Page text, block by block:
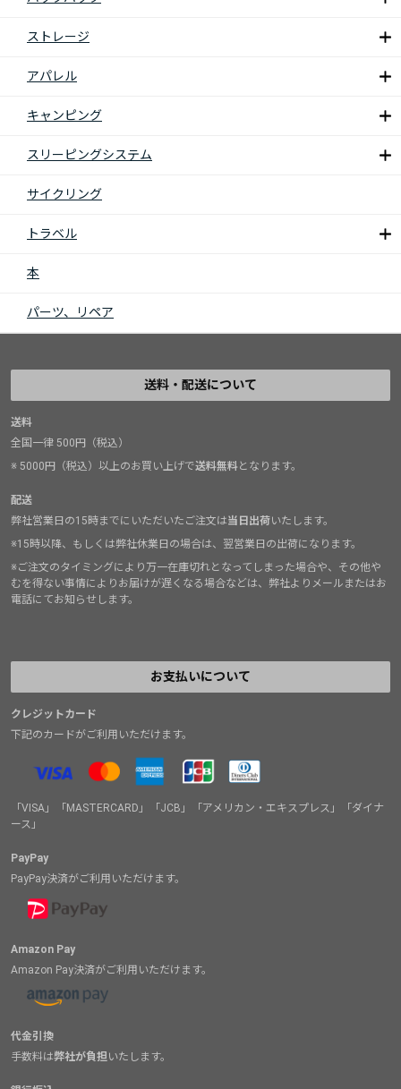
ストレージ
アパレル
キャンピング
スリーピングシステム
サイクリング
トラベル
本
パーツ、リペア
送料・配送について
送料
全国一律 500円（税込）
※ 5000円（税込）以上のお買い上げで送料無料となります。
配送
弊社営業日の15時までにいただいたご注文は当日出荷いたします。
※15時以降、もしくは弊社休業日の場合は、翌営業日の出荷になります。
※ご注文のタイミングにより万一在庫切れとなってしまった場合や、その他や
むを得ない事情によりお届けが遅くなる場合などは、弊社よりメールまたはお
電話にてお知らせします。
お支払いについて
クレジットカード
下記のカードがご利用いただけます。
「VISA」「MASTERCARD」「JCB」「アメリカン・エキスプレス」「ダイナ
ース」
PayPay
PayPay決済がご利用いただけます。
Amazon Pay
Amazon Pay決済がご利用いただけます。
代金引換
手数料は弊社が負担いたします。